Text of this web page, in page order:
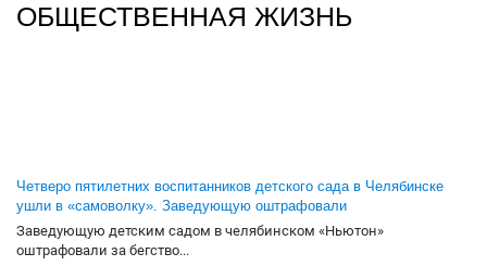
ОБЩЕСТВЕННАЯ ЖИЗНЬ
Четверо пятилетних воспитанников детского сада в Челябинске
ушли в «самоволку». Заведующую оштрафовали
Заведующую детским садом в челябинском «Ньютон»
оштрафовали за бегство...